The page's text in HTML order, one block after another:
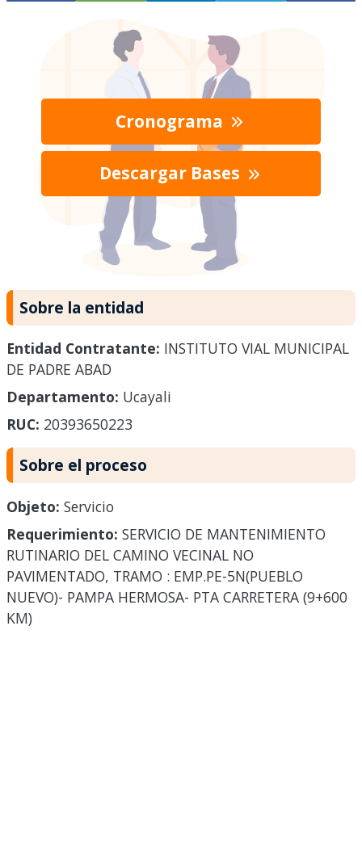
Cronograma
Descargar Bases
Sobre la entidad
Entidad Contratante: INSTITUTO VIAL MUNICIPAL
DE PADRE ABAD
Departamento: Ucayali
RUC: 20393650223
Sobre el proceso
Objeto: Servicio
Requerimiento: SERVICIO DE MANTENIMIENTO
RUTINARIO DEL CAMINO VECINAL NO
PAVIMENTADO, TRAMO : EMP.PE-5N(PUEBLO
NUEVO)- PAMPA HERMOSA- PTA CARRETERA (9+600
KM)